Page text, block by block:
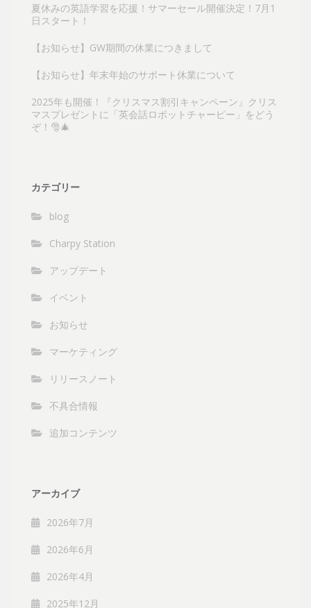
夏休みの英語学習を応援！サマーセール開催決定！7月1
日スタート！
【お知らせ】GW期間の休業につきまして
【お知らせ】年末年始のサポート休業について
2025年も開催！『クリスマス割引キャンペーン』クリス
マスプレゼントに「英会話ロボットチャーピー」をどう
ぞ！🎅🎄
カテゴリー
blog
Charpy Station
アップデート
イベント
お知らせ
マーケティング
リリースノート
不具合情報
追加コンテンツ
アーカイブ
2026年7月
2026年6月
2026年4月
2025年12月